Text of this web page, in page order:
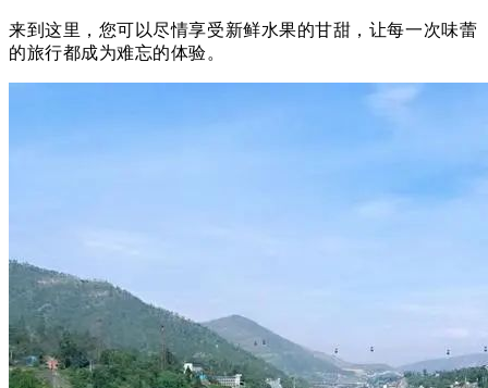
来到这里，您可以尽情享受新鲜水果的甘甜，让每一次味蕾
的旅行都成为难忘的体验。